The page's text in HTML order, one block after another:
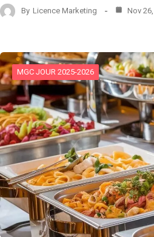
By Licence Marketing Nov
MGC JOUR 2025-2026